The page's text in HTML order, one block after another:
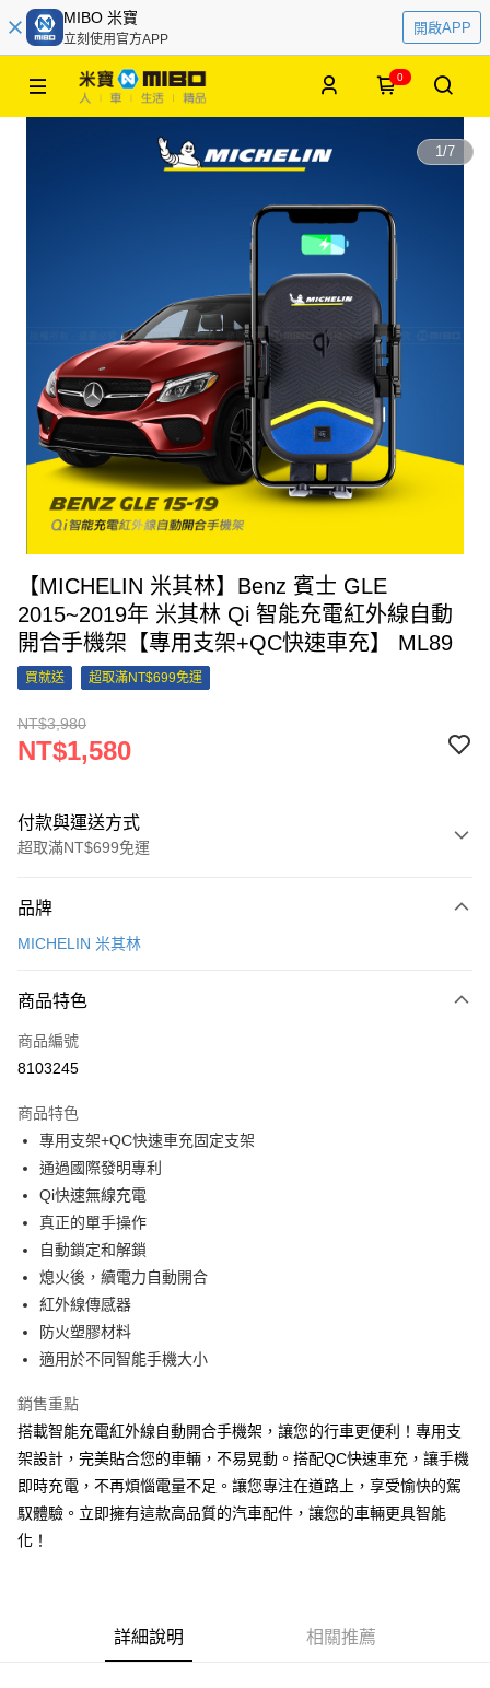
MIBO 米寶
立刻使用官方APP
開啟APP
0
1/7
【MICHELIN 米其林】Benz 賓士 GLE
2015~2019年 米其林 Qi 智能充電紅外線自動
開合手機架【專用支架+QC快速車充】 ML89
買就送 超取滿NT$699免運
NT$3,980
NT$1,580
付款與運送方式
超取滿NT$699免運
信用卡一次付款
3 期 0 利率 每期
合作金庫商業銀行
上海商業儲蓄銀行
臺灣中小企業銀行
匯豐（台灣）商業銀行
聯邦商業銀行
元大商業銀行
玉山商業銀行
台灣樂天信用卡公司
超商取貨付款
LINE Pay
Apple Pay
街口支付
悠遊付
Google Pay
全盈+PAY
ATM付款
全家取貨付款
每筆NT$60，滿NT$699(含以上)免運費
線上付款後全家取貨
每筆NT$60，滿NT$699(含以上)免運費
7-11取貨付款
每筆NT$60，滿NT$699(含以上)免運費
品牌
MICHELIN 米其林
商品特色
商品編號
8103245
商品特色
專用支架+QC快速車充固定支架
通過國際發明專利
Qi快速無線充電
真正的單手操作
自動鎖定和解鎖
熄火後，續電力自動開合
紅外線傳感器
防火塑膠材料
適用於不同智能手機大小
銷售重點
搭載智能充電紅外線自動開合手機架，讓您的行車更便利！專用支
架設計，完美貼合您的車輛，不易晃動。搭配QC快速車充，讓手機
即時充電，不再煩惱電量不足。讓您專注在道路上，享受愉快的駕
馭體驗。立即擁有這款高品質的汽車配件，讓您的車輛更具智能
化！
詳細說明 相關推薦